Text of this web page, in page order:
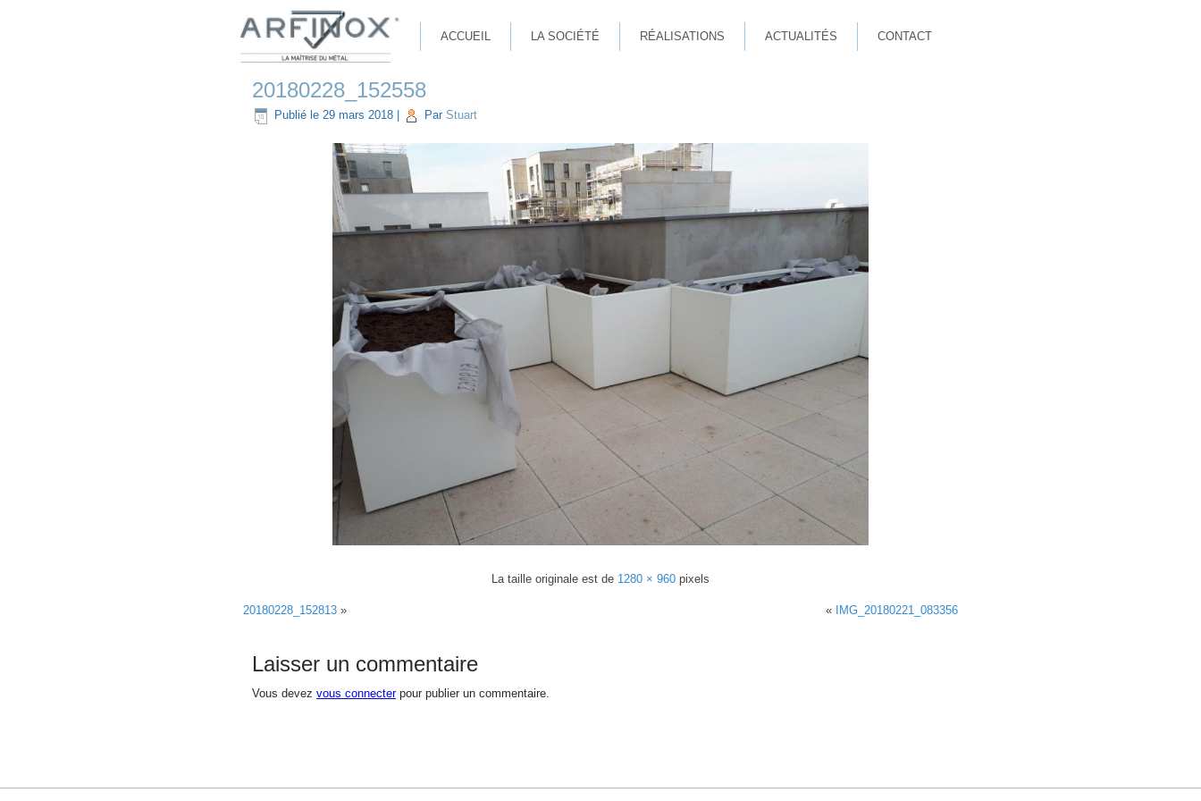
ACCUEIL LA SOCIÉTÉ RÉALISATIONS ACTUALITÉS CONTACT
20180228_152558
Publié le 29 mars 2018 Par Stuart
La taille originale est de 1280 × 960 pixels
20180228_152813 » « IMG_20180221_083356
Laisser un commentaire
Vous devez vous connecterpour publier un commentaire.